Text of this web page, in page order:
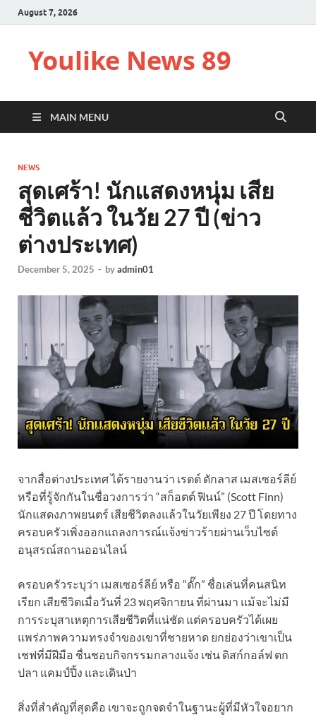
August 7, 2026
Youlike News 89
MAIN MENU
NEWS
สุดเศร้า! นักแสดงหนุ่ม เสีย
ชีวิตแล้ว ในวัย 27 ปี (ข่าว
ต่างประเทศ)
December 5, 2025 - byadmin01
จากสื่อต่างประเทศ ได้รายงานว่า เรตต์ ดักลาส เมสเซอร์ลีย์
หรือที่รู้จักกันในชื่อวงการว่า “สก็อตต์ ฟินน์” (Scott Finn)
นักแสดงภาพยนตร์ เสียชีวิตลงแล้วในวัยเพียง 27 ปี โดยทาง
ครอบครัวเพิ่งออกแถลงการณ์แจ้งข่าวร้ายผ่านเว็บไซต์
อนุสรณ์สถานออนไลน์
ครอบครัวระบุว่า เมสเซอร์ลีย์ หรือ “ดั๊ก” ชื่อเล่นที่คนสนิท
เรียก เสียชีวิตเมื่อวันที่ 23 พฤศจิกายน ที่ผ่านมา แม้จะไม่มี
การระบุสาเหตุการเสียชีวิตที่แน่ชัด แต่ครอบครัวได้เผย
แพร่ภาพความทรงจำของเขาที่ชายหาด ยกย่องว่าเขาเป็น
เชฟที่มีฝีมือ ชื่นชอบกิจกรรมกลางแจ้ง เช่น ดิสก์กอล์ฟ ตก
ปลา แคมป์ปิ้ง และเดินป่า
สิ่งที่สำคัญที่สุดคือ เขาจะถูกจดจำในฐานะผู้ที่มีหัวใจอยาก